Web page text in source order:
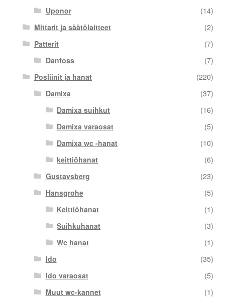
Uponor
(14)
Mittarit ja säätölaitteet
(2)
Patterit
(7)
Danfoss
(7)
Posliinit ja hanat
(220)
Damixa
(37)
Damixa suihkut
(16)
Damixa varaosat
(5)
Damixa wc -hanat
(10)
keittiöhanat
(6)
Gustavsberg
(23)
Hansgrohe
(5)
Keittiöhanat
(1)
Suihkuhanat
(3)
Wc hanat
(1)
Ido
(35)
Ido varaosat
(5)
Muut wc-kannet
(1)